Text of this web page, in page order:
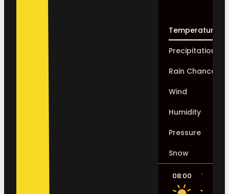
Temperature
Precipitation
Rain Chance
Wind
Humidity
Pressure
Snow
08:00 11:00